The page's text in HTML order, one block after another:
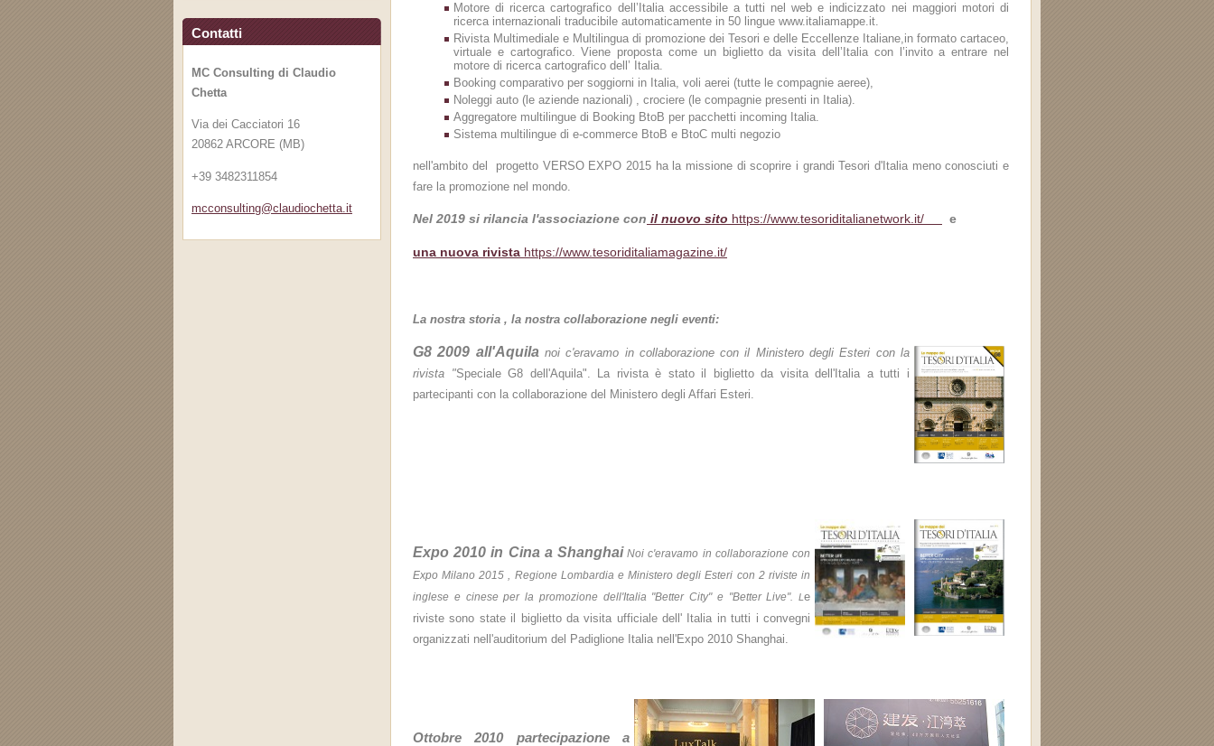
Contatti
MC Consulting di Claudio
Chetta
Via dei Cacciatori 16
20862 ARCORE (MB)
+39 3482311854
mcconsul ting@claudiochetta.it
Motore di ricerca cartografico dell’Italia accessibile a tutti nel web e indicizzato nei maggiori motori di
ricerca internazionali traducibile automaticamente in 50 lingue www.italiamappe.it.
Rivista Multimediale e Multilingua di promozione dei Tesori e delle Eccellenze Italiane,in formato cartaceo,
virtuale e cartografico. Viene proposta come un biglietto da visita dell’Italia con l’invito a entrare nel
motore di ricerca cartografico dell’ Italia.
Booking comparativo per soggiorni in Italia, voli aerei (tutte le compagnie aeree),
Noleggi auto (le aziende nazionali) , crociere (le compagnie presenti in Italia).
Aggregatore multilingue di Booking BtoB per pacchetti incoming Italia.
Sistema multilingue di e-commerce BtoB e BtoC multi negozio
nell'ambito del progetto VERSO EXPO 2015 ha la missione di scoprire i grandi Tesori d'Italia meno conosciuti e
fare la promozione nel mondo.
Nel 2019 si rilancia l'associazione con il nuovo sito https://www.tesoriditalianetwork.it/ e
una nuova rivista https://www.tesoriditaliamagazine.it/
La nostra storia , la nostra collaborazione negli eventi:
G8 2009 all'Aquila noi c'eravamo in collaborazione con il Ministero degli Esteri con la
rivista "Speciale G8 dell'Aquila". La rivista è stato il biglietto da visita dell'Italia a tutti i
partecipanti con la collaborazione del Ministero degli Affari Esteri.
Expo 2010 in Cina a Shanghai Noi c'eravamo in collaborazione con
Expo Milano 2015 , Regione Lombardia e Ministero degli Esteri con 2 riviste in
inglese e cinese per la promozione dell'Italia "Better City" e "Better Live". L e
riviste sono state il biglietto da visita ufficiale dell' Italia in tutti i convegni
organizzati nell'auditorium del Padiglione Italia nell'Expo 2010 Shanghai.
Ottobre 2010 partecipazione a